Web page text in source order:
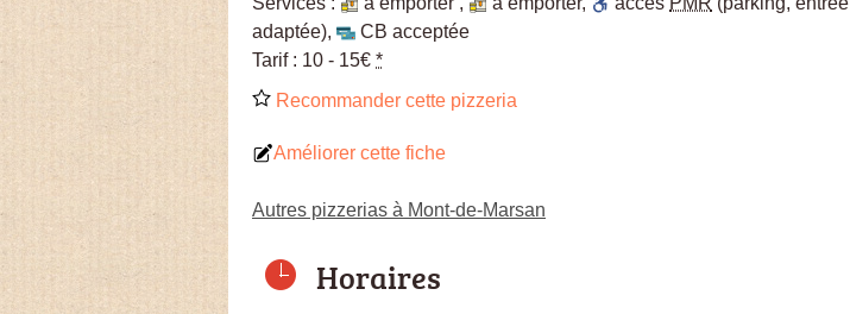
adaptée),
CB acceptée
Tarif : 10 - 15€ *
Recommander cette pizzeria
Améliorer cette fiche
Autres pizzerias à Mont-de-Marsan
Horaires